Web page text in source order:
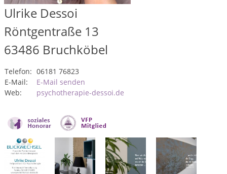
Ulrike Dessoi
Röntgentraße 13
63486 Bruchköbel
Telefon: 06181 76823
E-Mail:
E-Mail senden
Web:
psychotherapie-dessoi.de